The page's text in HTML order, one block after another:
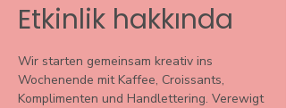
Etkinlik hakkında
Wir starten gemeinsam kreativ ins
Wochenende mit Kaffee, Croissants,
Komplimenten und Handlettering. Verewigt